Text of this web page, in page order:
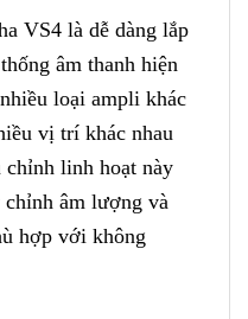
VS4 là dễ dàng lắp
âm thanh hiện
loại ampli khác
vị trí khác nhau
chỉnh linh hoạt này
chỉnh âm lượng và
hợp với không